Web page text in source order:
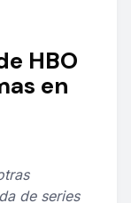
HBO
en
de series